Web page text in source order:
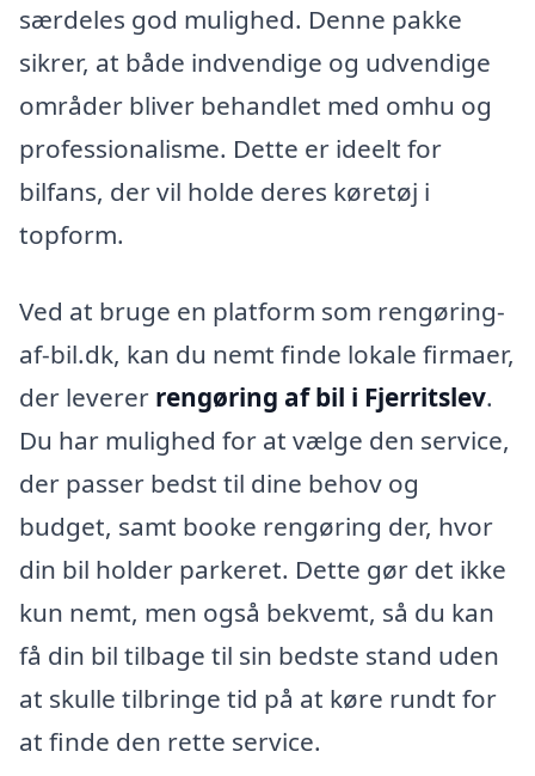
særdeles god mulighed. Denne pakke
sikrer, at både indvendige og udvendige
områder bliver behandlet med omhu og
professionalisme. Dette er ideelt for
bilfans, der vil holde deres køretøj i
topform.
Ved at bruge en platform som rengøring-
af-bil.dk, kan du nemt finde lokale firmaer,
der leverer rengøring af bil i Fjerritslev.
Du har mulighed for at vælge den service,
der passer bedst til dine behov og
budget, samt booke rengøring der, hvor
din bil holder parkeret. Dette gør det ikke
kun nemt, men også bekvemt, så du kan
få din bil tilbage til sin bedste stand uden
at skulle tilbringe tid på at køre rundt for
at finde den rette service.